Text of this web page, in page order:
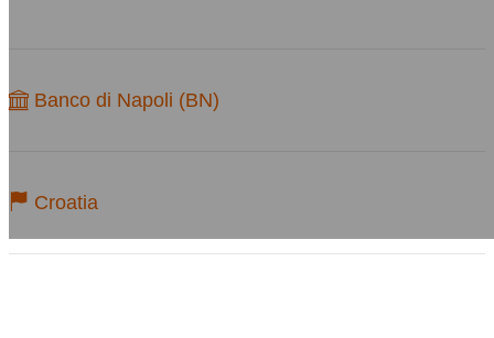
Banco di Napoli (BN)
Croatia